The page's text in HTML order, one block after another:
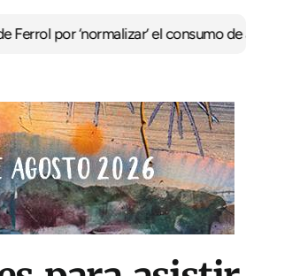
‘normalizar’ el consumo de alcohol